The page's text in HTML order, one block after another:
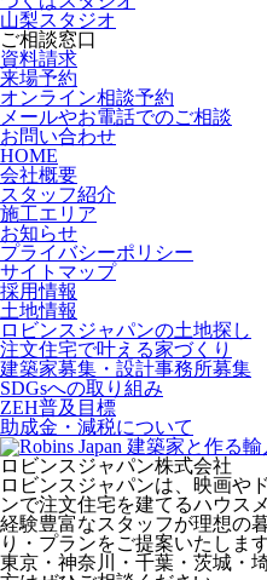
山梨スタジオ
ご相談窓口
資料請求
来場予約
オンライン相談予約
メールやお電話でのご相談
お問い合わせ
HOME
会社概要
スタッフ紹介
施工エリア
お知らせ
プライバシーポリシー
サイトマップ
採用情報
土地情報
ロビンスジャパンの土地探し
注文住宅で叶える家づくり
建築家募集・設計事務所募集
SDGsへの取り組み
ZEH普及目標
助成金・減税について
ロビンスジャパン株式会社
ロビンスジャパンは、映画や
ンで注文住宅を建てるハウス
経験豊富なスタッフが理想の
り・プランをご提案いたします
東京・神奈川・千葉・茨城・